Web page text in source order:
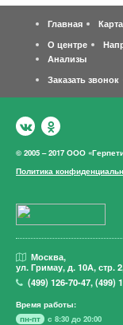
Главная
О центре
Анализы
Заказать звонок
© 2005 – 2017 ООО
Политика
Москва,
ул. Гримау, д. 10А, стр.
(499)126-70-47,(499)
Время работы:
пн-пт
с 8:30 до 20:00